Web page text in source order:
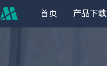
首页 产品下载